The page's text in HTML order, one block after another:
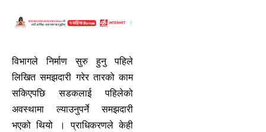
विभागले निर्माण सुरु हुनु पहिले
लिखित समझदारी गरेर तारको काम
सकिएपछि सडकलाई पहिलेको
अवस्थामा ल्याउनुपर्ने समझदारी
भएको थियो । प्राधिकरणले केही